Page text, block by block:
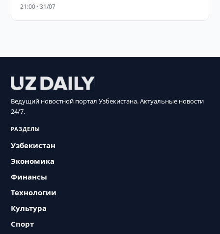
21:00 · 31/07
Ведущий новостной портал Узбекистана. Актуальные новости
24/7.
РАЗДЕЛЫ
Узбекистан
Экономика
Финансы
Технологии
Культура
Спорт